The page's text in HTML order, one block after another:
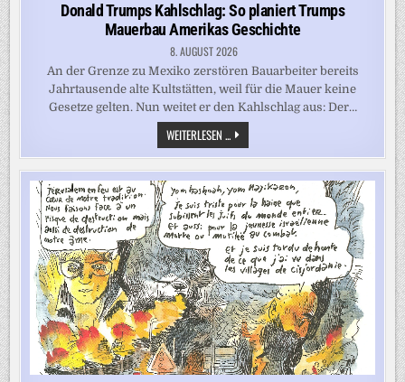
Donald Trumps Kahlschlag: So planiert Trumps
Mauerbau Amerikas Geschichte
8. AUGUST 2026
An der Grenze zu Mexiko zerstören Bauarbeiter bereits
Jahrtausende alte Kultstätten, weil für die Mauer keine
Gesetze gelten. Nun weitet er den Kahlschlag aus: Der…
WEITERLESEN ...DONALD
TRUMPS
KAHLSCHLAG:
SO
PLANIERT
TRUMPS
MAUERBAU
AMERIKAS
GESCHICHTE